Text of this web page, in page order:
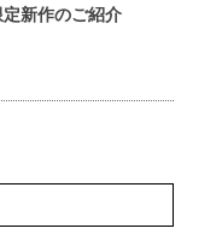
新作のご紹介